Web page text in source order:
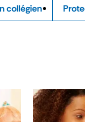
collégien